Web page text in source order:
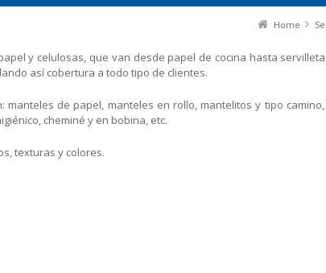
Home
y celulosas, que van desde papel de cocina hasta
así cobertura a todo tipo de clientes.
manteles de papel, manteles en rollo, mantelitos y tipo
cheminé y en bobina, etc.
texturas y colores.